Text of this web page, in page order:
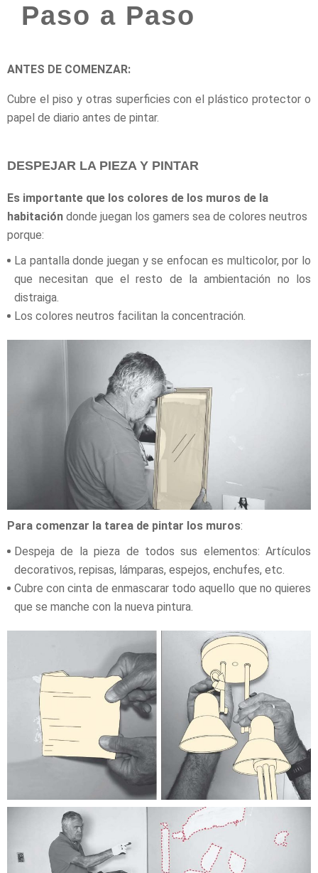
Carro bar 40x40x74 cm MDP negro
Paso a Paso
ANTES DE COMENZAR:
Cubre el piso y otras superficies con el plástico protector o
papel de diario antes de pintar.
DESPEJAR LA PIEZA Y PINTAR
Es importante que los colores de los muros de la
habitación donde juegan los gamers sea de colores neutros
porque:
La pantalla donde juegan y se enfocan es multicolor, por lo
que necesitan que el resto de la ambientación no los
distraiga.
Los colores neutros facilitan la concentración.
Para comenzar la tarea de pintar los muros:
Despeja de la pieza de todos sus elementos: Artículos
decorativos, repisas, lámparas, espejos, enchufes, etc.
Cubre con cinta de enmascarar todo aquello que no quieres
que se manche con la nueva pintura.